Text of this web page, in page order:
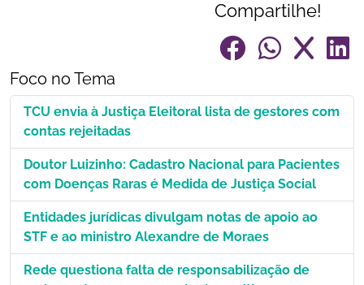
Compartilhe!
Foco no Tema
TCU envia à Justiça Eleitoral lista de gestores com
contas rejeitadas
Doutor Luizinho: Cadastro Nacional para Pacientes
com Doenças Raras é Medida de Justiça Social
Entidades jurídicas divulgam notas de apoio ao
STF e ao ministro Alexandre de Moraes
Rede questiona falta de responsabilização de